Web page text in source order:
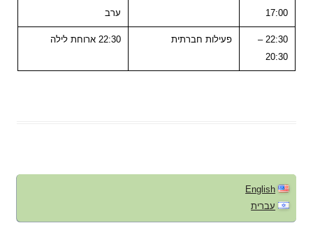
17:00
ערב
22:30 –
20:30
פעילות חברתית 22:30 ארוחת לילה
English
עברית